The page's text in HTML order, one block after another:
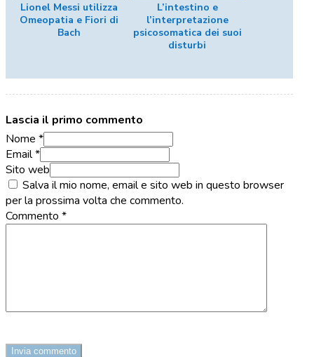
Lionel Messi utilizza
Omeopatia e Fiori di
Bach
L’intestino e
l’interpretazione
psicosomatica dei suoi
disturbi
Lascia il primo commento
Nome *
Email *
Sito web
Salva il mio nome, email e sito web in questo browser
per la prossima volta che commento.
Commento *